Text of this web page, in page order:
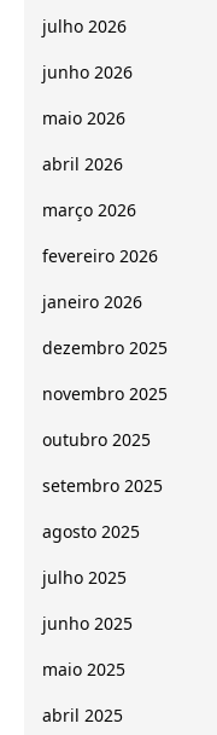
julho 2026
junho 2026
maio 2026
abril 2026
março 2026
fevereiro 2026
janeiro 2026
dezembro 2025
novembro 2025
outubro 2025
setembro 2025
agosto 2025
julho 2025
junho 2025
maio 2025
abril 2025